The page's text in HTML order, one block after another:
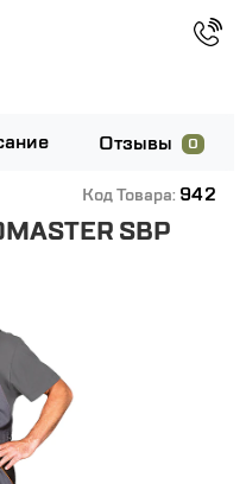
Отзывы 0
Код Товара: 942
SBP